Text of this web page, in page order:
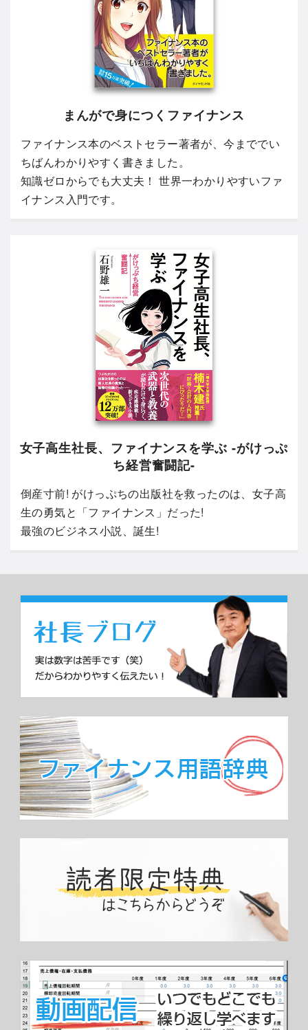
まんがで身につくファイナンス
ファイナンス本のベストセラー著者が、今まででい
ちばんわかりやすく書きました。
知識ゼロからでも大丈夫！ 世界一わかりやすいファ
イナンス入門です。
女子高生社長、ファイナンスを学ぶ -がけっぷ
ち経営奮闘記-
倒産寸前! がけっぷちの出版社を救ったのは、女子高
生の勇気と「ファイナンス」だった!
最強のビジネス小説、誕生!